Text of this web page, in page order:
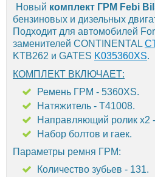
Новый комплект ГРМ Febi
бензиновых и дизельных
Подходит для автомобилей
заменителей CONTINENTAL
KTB262 и GATES K035360XS.
КОМПЛЕКТ ВКЛЮЧАЕТ:
Ремень ГРМ - 5360XS.
Натяжитель - T41008.
Направляющий ролик х2
Набор болтов и гаек.
Параметры ремня ГРМ:
Количество зубьев - 131.